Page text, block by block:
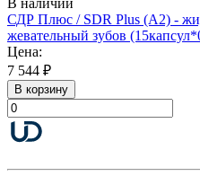
СДР Плюс / SDR Plus (A2) -
жевательный зубов
Цена:
7 544 ₽
В корзину